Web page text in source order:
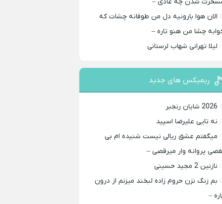
الان هوا بارونیه دل من طوفانه چشات که
چشا من هنو تاره –
لیلا تهرانی شهاب لرستانی
ریمیکس های جدید
2026 شایان رنجبر
نه تایی علیرضا اسپید
میگفتم عشق ریالی نیست شنیده ام بی
پروانه وار میرقصی –
نازنین 2 مجید حسینی
بم زنگ نزن حروم زاده لبخند میزنم از درون
–